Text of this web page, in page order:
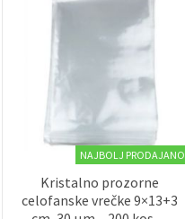
NAJBOLJ PRODAJANO
Kristalno prozorne
celofanske vrečke 9×13+3